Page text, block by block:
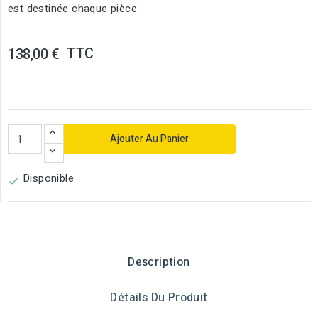
est destinée chaque pièce
138,00 € TTC
Ajouter Au Panier
 Disponible
Description
Détails Du Produit